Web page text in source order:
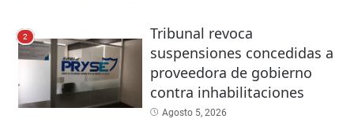
2
Tribunal revoca
suspensiones concedidas a
proveedora de gobierno
contra inhabilitaciones
Agosto 5, 2026